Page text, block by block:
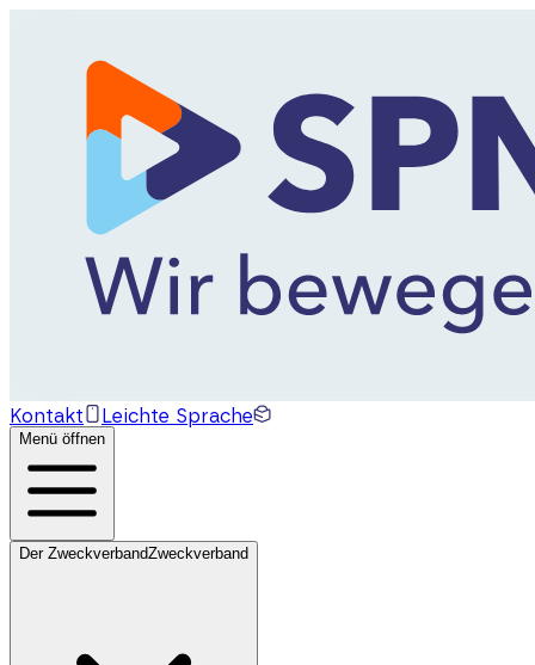
Kontakt Leichte Sprache
Menü öffnen
Der ZweckverbandZweckverband